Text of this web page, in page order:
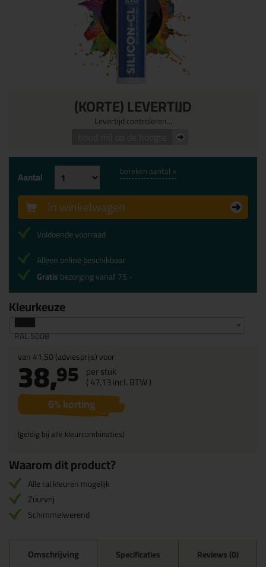
(KORTE) LEVERTIJD
Levertijd controleren...
Kleurkeuze
RAL 5008
van41,50(adviesprijs) voor
38,95 per stuk
(47,13incl. BTW )
6% korting
(geldig bij alle kleurcombinaties)
Aantal bereken aantal >
In winkelwagen
Voldoende voorraad
Alleen online beschikbaar
Gratisbezorging vanaf 75,-
Waarom dit product?
Alle ral kleuren mogelijk
Zuurvrij
Schimmelwerend
Omschrijving Specificaties Reviews (0)